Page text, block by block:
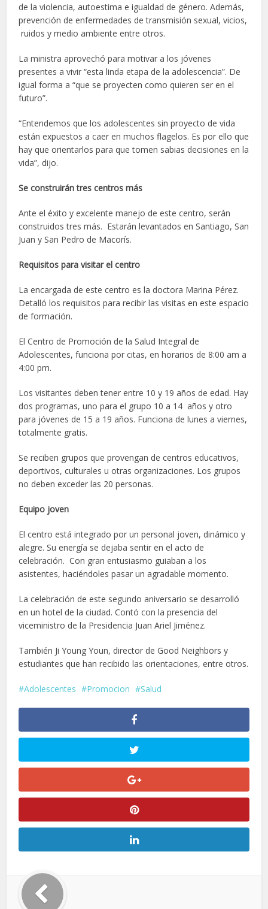
de la violencia, autoestima e igualdad de género. Además,
prevención de enfermedades de transmisión sexual, vicios,
ruidos y medio ambiente entre otros.
La ministra aprovechó para motivar a los jóvenes
presentes a vivir “esta linda etapa de la adolescencia”. De
igual forma a “que se proyecten como quieren ser en el
futuro”.
“Entendemos que los adolescentes sin proyecto de vida
están expuestos a caer en muchos flagelos. Es por ello que
hay que orientarlos para que tomen sabias decisiones en la
vida”, dijo.
Se construirán tres centros más
Ante el éxito y excelente manejo de este centro, serán
construidos tres más. Estarán levantados en Santiago, San
Juan y San Pedro de Macorís.
Requisitos para visitar el centro
La encargada de este centro es la doctora Marina Pérez.
Detalló los requisitos para recibir las visitas en este espacio
de formación.
El Centro de Promoción de la Salud Integral de
Adolescentes, funciona por citas, en horarios de 8:00 am a
4:00 pm.
Los visitantes deben tener entre 10 y 19 años de edad. Hay
dos programas, uno para el grupo 10 a 14 años y otro
para jóvenes de 15 a 19 años. Funciona de lunes a viernes,
totalmente gratis.
Se reciben grupos que provengan de centros educativos,
deportivos, culturales u otras organizaciones. Los grupos
no deben exceder las 20 personas.
Equipo joven
El centro está integrado por un personal joven, dinámico y
alegre. Su energía se dejaba sentir en el acto de
celebración. Con gran entusiasmo guiaban a los
asistentes, haciéndoles pasar un agradable momento.
La celebración de este segundo aniversario se desarrolló
en un hotel de la ciudad. Contó con la presencia del
viceministro de la Presidencia Juan Ariel Jiménez.
También Ji Young Youn, director de Good Neighbors y
estudiantes que han recibido las orientaciones, entre otros.
Adolescentes Promocion Salud